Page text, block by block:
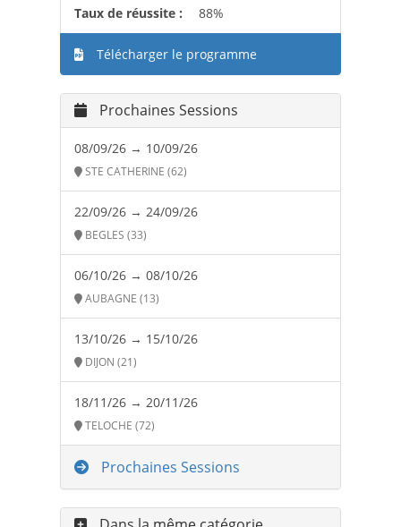
Taux de réussite : 88%
Télécharger le programme
Prochaines Sessions
08/09/26 → 10/09/26
STE CATHERINE (62)
22/09/26 → 24/09/26
BEGLES (33)
06/10/26 → 08/10/26
AUBAGNE (13)
13/10/26 → 15/10/26
DIJON (21)
18/11/26 → 20/11/26
TELOCHE (72)
Prochaines Sessions